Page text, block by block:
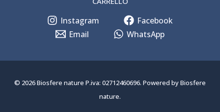
Instagram
Facebook
Email
WhatsApp
© 2026 Biosfere nature P.iva: 02712460696. Powered by Biosfere
nature.